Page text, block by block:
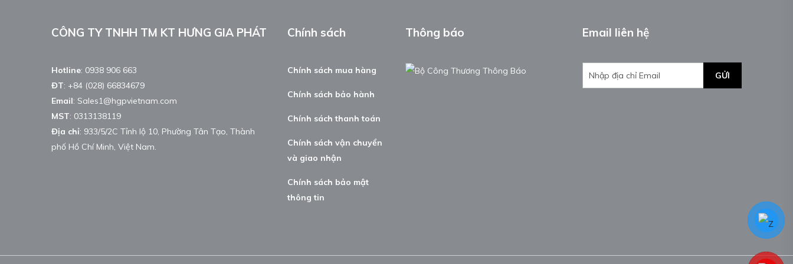
CÔNG TY TNHH TM KT HƯNG GIA PHÁT
Hotline: 0938 906 663
ĐT: +84 (028) 66834679
Email: Sales1@hgpvietnam.com
MST: 0313138119
Địa chỉ: 933/5/2C Tỉnh lộ 10, Phường Tân Tạo, Thành
phố Hồ Chí Minh, Việt Nam.
Chính sách
Chính sách mua hàng
Chính sách bảo hành
Chính sách thanh toán
Chính sách vận chuyển
và giao nhận
Chính sách bảo mật
thông tin
Thông báo Email liên hệ
GỬI